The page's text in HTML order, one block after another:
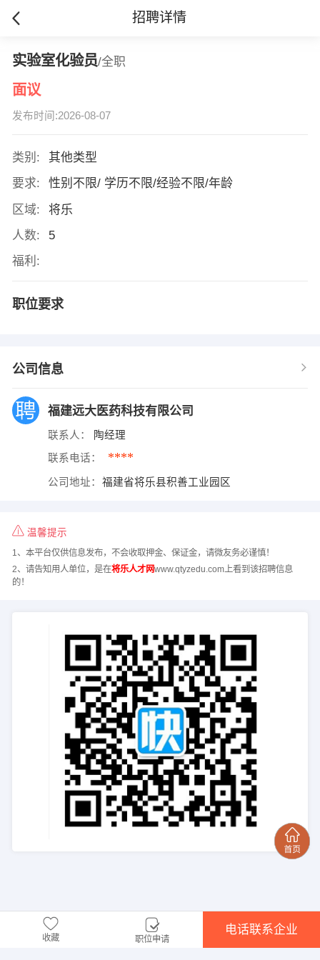
招聘详情
实验室化验员/全职
面议
发布时间:2026-08-07
类别:
其他类型
要求:
性别不限/ 学历不限/经验不限/年龄
区域:
将乐
人数:
5
福利:
职位要求
公司信息
福建远大医药科技有限公司
联系人： 陶经理
联系电话： ****
公司地址： 福建省将乐县积善工业园区
温馨提示
1、本平台仅供信息发布，不会收取押金、保证金，请微友务必谨慎！
2、请告知用人单位，是在将乐人才网www.qtyzedu.com上看到该招聘信息
的！
收藏 职位申请
电话联系企业